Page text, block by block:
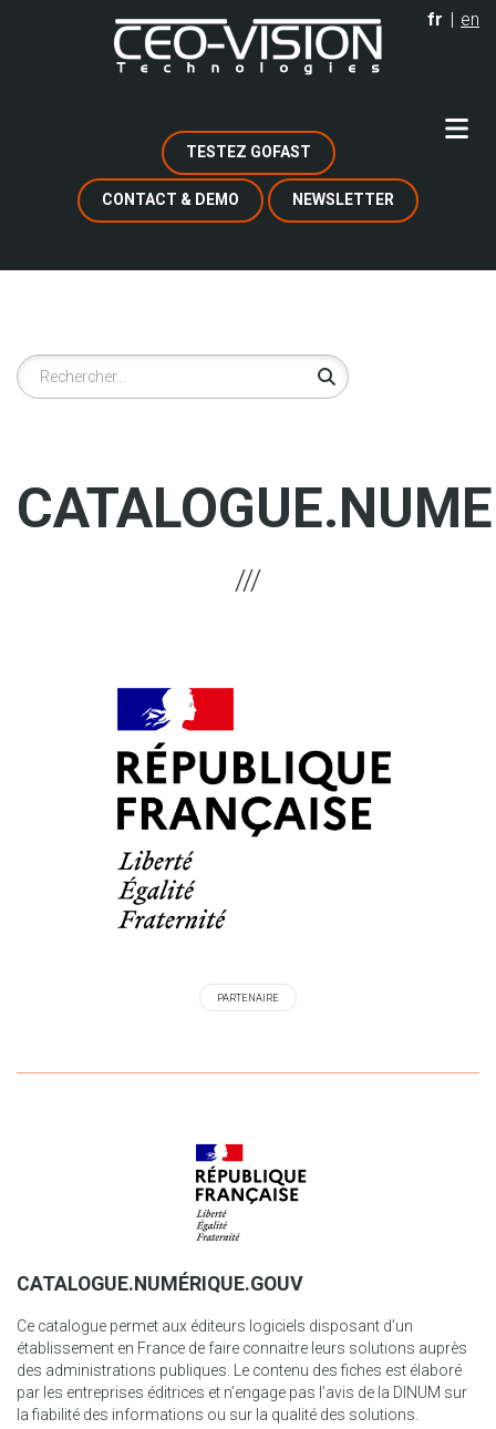
fr en
TESTEZ GOFAST
CONTACT & DEMO NEWSLETTER
Rechercher
PARTENAIRE
CATALOGUE.NUMÉRIQUE.GOUV
Ce catalogue permet aux éditeurs logiciels disposant d’un
établissement en France de faire connaitre leurs solutions auprès
des administrations publiques. Le contenu des fiches est élaboré
par les entreprises éditrices et n’engage pas l’avis de la DINUM sur
la fiabilité des informations ou sur la qualité des solutions.